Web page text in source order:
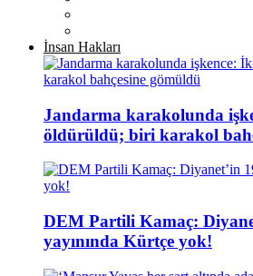
İnsan Hakları
Jandarma karakolunda
öldürüldü; biri karakol
DEM Partili Kamaç:
yayınında Kürtçe yok!